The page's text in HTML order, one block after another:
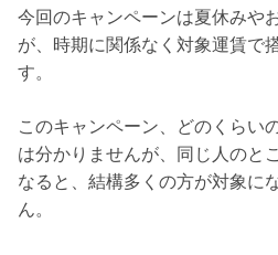
今回のキャンペーンは夏休みや
が、時期に関係なく対象運賃で
す。
このキャンペーン、どのくらい
は分かりませんが、同じ人のと
なると、結構多くの方が対象に
ん。